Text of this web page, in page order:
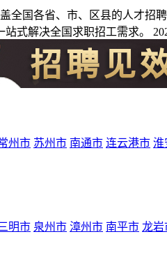
全国各省、市、区县的人才
式解决全国求职招工需求。
州市 苏州市 南通市 连云港市 淮
明市 泉州市 漳州市 南平市 龙岩